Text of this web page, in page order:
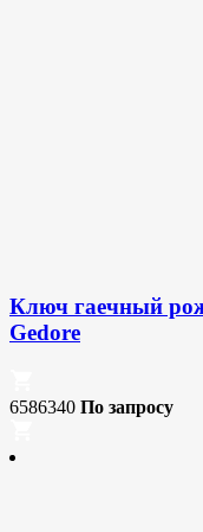
Ключ гаечный
Gedore
6586340 По запросу